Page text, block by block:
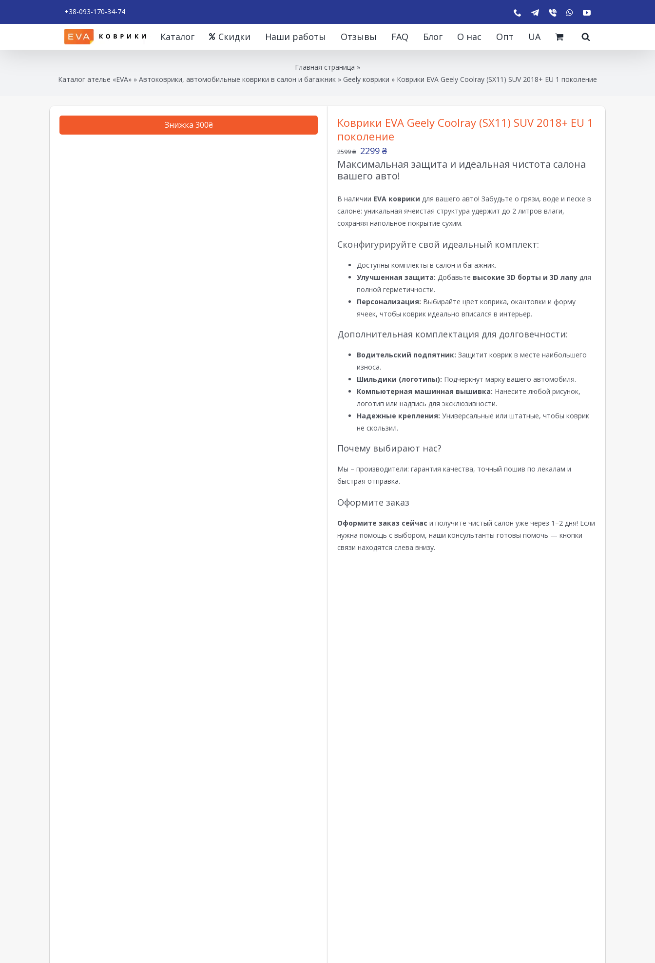
+38-093-170-34-74
Каталог Скидки Наши работы Отзывы FAQ Блог О нас Опт UA
Главная страница »
Каталог ателье «EVA» » Автоковрики, автомобильные коврики в салон и багажник » Geely коврики » Коврики EVA Geely Coolray (SX11) SUV 2018+ EU 1 поколение
Знижка 300₴
Коврики EVA Geely Coolray (SX11) SUV 2018+ EU 1
поколение
2599₴ 2299 ₴
Максимальная защита и идеальная чистота салона
вашего авто!
В наличии EVA коврики для вашего авто! Забудьте о грязи, воде и песке в
салоне: уникальная ячеистая структура удержит до 2 литров влаги,
сохраняя напольное покрытие сухим.
Сконфигурируйте свой идеальный комплект:
Доступны комплекты в салон и багажник.
Улучшенная защита: Добавьте высокие 3D борты и 3D лапу для
полной герметичности.
Персонализация: Выбирайте цвет коврика, окантовки и форму
ячеек, чтобы коврик идеально вписался в интерьер.
Дополнительная комплектация для долговечности:
Водительский подпятник: Защитит коврик в месте наибольшего
износа.
Шильдики (логотипы): Подчеркнут марку вашего автомобиля.
Компьютерная машинная вышивка: Нанесите любой рисунок,
логотип или надпись для эксклюзивности.
Надежные крепления: Универсальные или штатные, чтобы коврик
не скользил.
Почему выбирают нас?
Мы – производители: гарантия качества, точный пошив по лекалам и
быстрая отправка.
Оформите заказ
Оформите заказ сейчас и получите чистый салон уже через 1–2 дня! Если
нужна помощь с выбором, наши консультанты готовы помочь — кнопки
связи находятся слева внизу.